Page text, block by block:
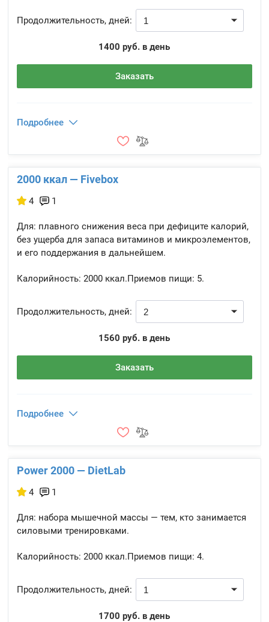
Продолжительность, дней:
1400 руб. в день
Заказать
Подробнее
2000 ккал — Fivebox
4 1
Для: плавного снижения веса при дефиците калорий,
без ущерба для запаса витаминов и микроэлементов,
и его поддержания в дальнейшем.
Калорийность: 2000 ккал.Приемов пищи: 5.
Продолжительность, дней:
1560 руб. в день
Заказать
Подробнее
Power 2000 — DietLab
4 1
Для: набора мышечной массы — тем, кто занимается
силовыми тренировками.
Калорийность: 2000 ккал.Приемов пищи: 4.
Продолжительность, дней:
1700 руб. в день